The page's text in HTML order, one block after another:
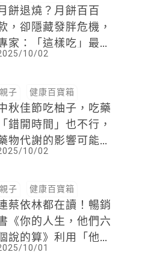
餅退燒？月餅百百
，卻隱藏發胖危機，
家：「這樣吃」最健
10/02
親子 健康百寶箱
秋佳節吃柚子，吃藥
「錯開時間」也不行，
物代謝的影響可能持
數小時至兩三天
10/02
親子 健康百寶箱
蔡依林都在讀！暢銷
《你的人生，他們六
說的算》利用「他們
個」幫助孩子與家長
10/01